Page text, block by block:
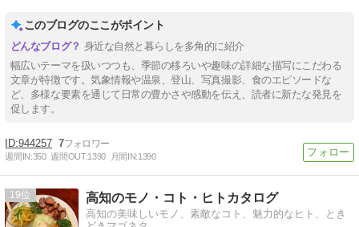
このブログのここがポイント
身近な自然と暮らしを多角的に紹介
幅広いテーマを扱いつつも、季節の移ろいや趣味の詳細な描写にこだわる
文章が特徴です。気象情報や温泉、登山、写真撮影、食のエピソードな
ど、多様な要素を通じて日常の豊かさや感動を伝え、読者に新たな発見を
促します。
944257 7
週間IN:350 週間OUT:1390 月間IN:1390
19 高知のモノ・コト・ヒトカタログ
高知の美味しいモノ、素敵なコト、魅力的なヒト、とき